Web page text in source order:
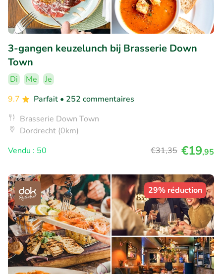
3-gangen keuzelunch bij Brasserie Down
Town
Di Me
Je
9.7
Parfait • 252 commentaires
Brasserie Down Town
Dordrecht (0km)
Vendu : 50
€31,35 €19,95
29% réduction